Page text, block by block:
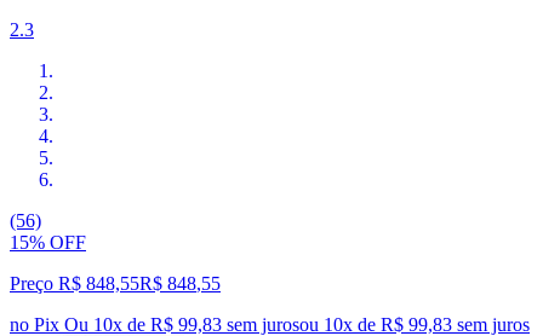
2.3
(56)
15% OFF
Preço R$ 848,55R$ 848,55
no Pix Ou 10x de R$ 99,83 sem jurosou 10x de R$ 99,83 sem juros